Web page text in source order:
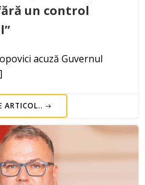
un control
acuză Guvernul
ARTICOL..